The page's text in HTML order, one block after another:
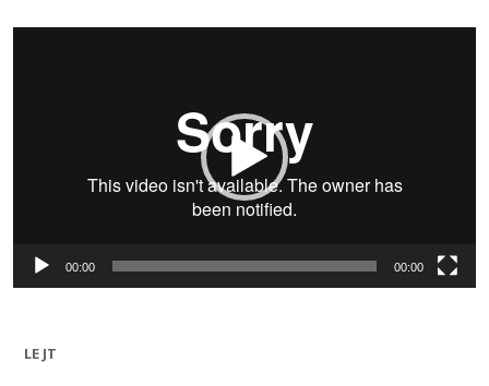
Lecteur
00:00 00:00
LE JT